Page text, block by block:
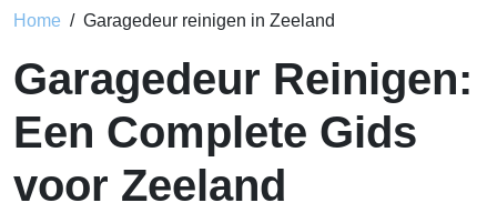
Home Garagedeur reinigen in Zeeland
Garagedeur Reinigen:
Een Complete Gids
voor Zeeland